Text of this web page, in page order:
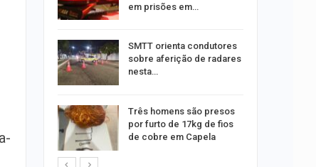
em prisões em…
SMTT orienta condutores
sobre aferição de radares
nesta…
Três homens são presos
por furto de 17kg de fios
de cobre em Capela